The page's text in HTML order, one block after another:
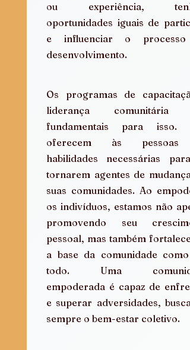
ou experiência,
oportunidades iguais de
e influenciar o processo
desenvolvimento.
Os programas de
liderança comunitária
fundamentais para isso.
oferecem às pessoas
habilidades necessárias
tornarem agentes de mudança
suas comunidades. Ao
os indivíduos, estamos não
promovendo seu
pessoal, mas também
a base da comunidade como
todo. Uma
empoderada é capaz de
e superar adversidades,
sempre o bem-estar coletivo.